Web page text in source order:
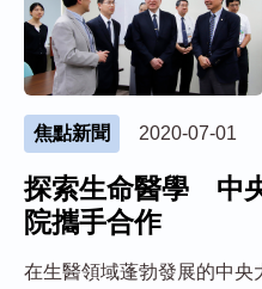
焦點新聞 2020-07-01
探索生命醫學 中
院攜手合作
在生醫領域蓬勃發展的中